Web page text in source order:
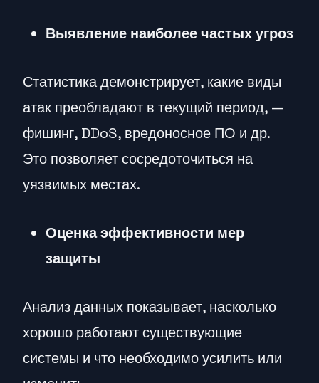
Выявление наиболее частых угроз
Статистика демонстрирует, какие виды
атак преобладают в текущий период, —
фишинг, DDoS, вредоносное ПО и др.
Это позволяет сосредоточиться на
уязвимых местах.
Оценка эффективности мер
защиты
Анализ данных показывает, насколько
хорошо работают существующие
системы и что необходимо усилить или